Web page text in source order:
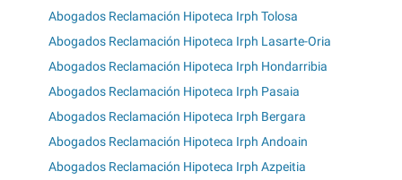
Abogados Reclamación Hipoteca Irph Tolosa
Abogados Reclamación Hipoteca Irph Lasarte-Oria
Abogados Reclamación Hipoteca Irph Hondarribia
Abogados Reclamación Hipoteca Irph Pasaia
Abogados Reclamación Hipoteca Irph Bergara
Abogados Reclamación Hipoteca Irph Andoain
Abogados Reclamación Hipoteca Irph Azpeitia